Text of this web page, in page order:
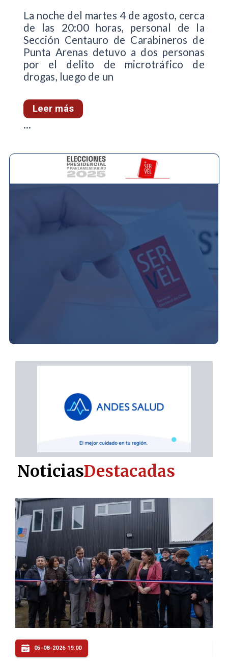
La noche del martes 4 de agosto, cerca
de las 20:00 horas, personal de la
Sección Centauro de Carabineros de
Punta Arenas detuvo a dos personas
por el delito de microtráfico de
drogas, luego de un
Leer más
...
05-08-2026 16:00
NoticiasDestacadas